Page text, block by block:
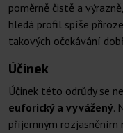
poměrně čistě a
hledá profil spíše
takových očekávání
Účinek
Účinek této odrůdy se
euforický a vyvážený.
příjemným rozjasněním